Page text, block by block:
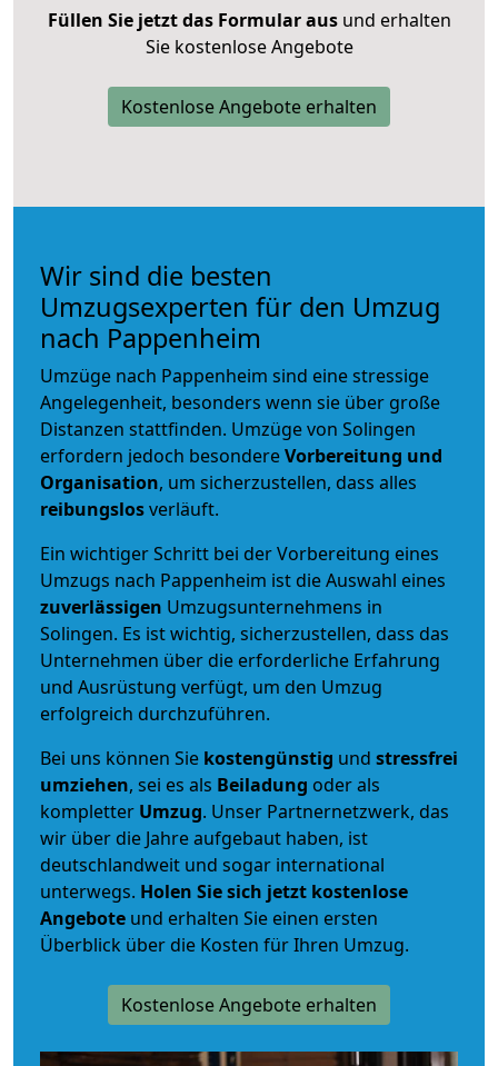
Füllen Sie jetzt das Formular ausund erhalten
Sie kostenlose Angebote
Kostenlose Angebote erhalten
Wir sind die besten
Umzugsexperten für den Umzug
nach Pappenheim
Umzüge nach Pappenheim sind eine stressige
Angelegenheit, besonders wenn sie über große
Distanzen stattfinden. Umzüge von Solingen
erfordern jedoch besondereVorbereitung und
Organisation, um sicherzustellen, dass alles
reibungslosverläuft.
Ein wichtiger Schritt bei der Vorbereitung eines
Umzugs nach Pappenheim ist die Auswahl eines
zuverlässigen Umzugsunternehmens in
Solingen. Es ist wichtig, sicherzustellen, dass das
Unternehmen über die erforderliche Erfahrung
und Ausrüstung verfügt, um den Umzug
erfolgreich durchzuführen.
Bei uns können Sie kostengünstig und stressfrei
umziehen, sei es als Beiladung oder als
kompletter Umzug. Unser Partnernetzwerk, das
wir über die Jahre aufgebaut haben, ist
deutschlandweit und sogar international
unterwegs. Holen Sie sich jetzt kostenlose
Angebote und erhalten Sie einen ersten
Überblick über die Kosten für Ihren Umzug.
Kostenlose Angebote erhalten